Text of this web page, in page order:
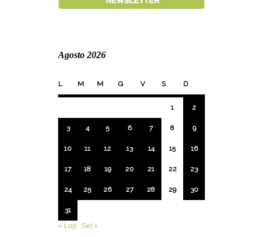
Agosto 2026
L M M G V S D
1 2
3 4 5 6 7 8 9
10 11 12 13 14 15 16
17 18 19 20 21 22 23
24 25 26 27 28 29 30
31
« Lug
Set »